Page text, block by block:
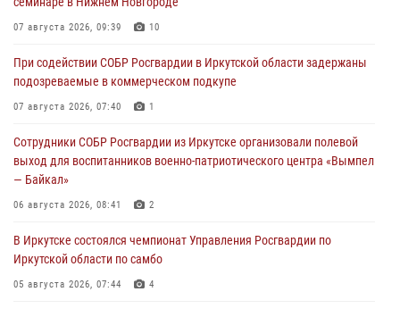
07 августа 2026, 09:39 10
При содействии СОБР Росгвардии в Иркутской области задержаны
подозреваемые в коммерческом подкупе
07 августа 2026, 07:40 1
Сотрудники СОБР Росгвардии из Иркутске организовали полевой
выход для воспитанников военно-патриотического центра «Вымпел
— Байкал»
06 августа 2026, 08:41 2
В Иркутске состоялся чемпионат Управления Росгвардии по
Иркутской области по самбо
05 августа 2026, 07:44 4